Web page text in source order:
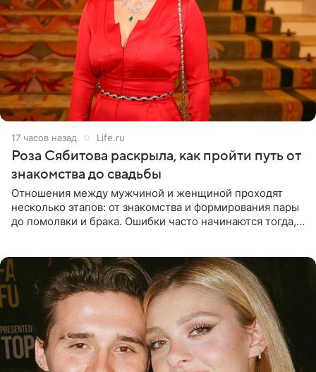
17 часов назад Life.ru
Роза Сябитова раскрыла, как пройти путь от
знакомства до свадьбы
Отношения между мужчиной и женщиной проходят
несколько этапов: от знакомства и формирования пары
до помолвки и брака. Ошибки часто начинаются тогда,